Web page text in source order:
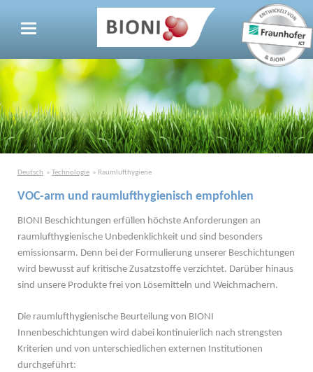
Deutsch Technologie Raumlufthygiene
VOC-arm und raumlufthygienisch empfohlen
BIONI Beschichtungen erfüllen höchste Anforderungen an
raumlufthygienische Unbedenklichkeit und sind besonders
emissionsarm. Denn bei der Formulierung unserer Beschichtungen
wird bewusst auf kritische Zusatzstoffe verzichtet. Darüber hinaus
sind unsere Produkte frei von Lösemitteln und Weichmachern.
Die raumlufthygienische Beurteilung von BIONI
Innenbeschichtungen wird dabei kontinuierlich nach strengsten
Kriterien und von unterschiedlichen externen Institutionen
durchgeführt: